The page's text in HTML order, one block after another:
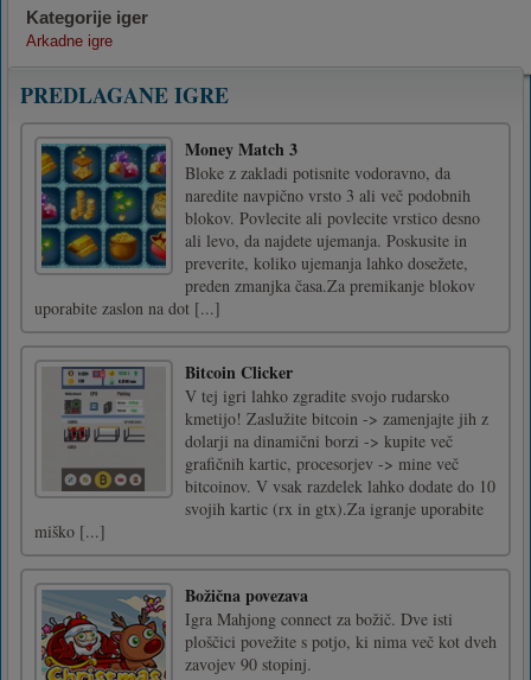
Kategorije iger
Arkadne igre
PREDLAGANE IGRE
Money Match 3
Bloke z zakladi potisnite vodoravno, da
naredite navpično vrsto 3 ali več podobnih
blokov. Povlecite ali povlecite vrstico desno
ali levo, da najdete ujemanja. Poskusite in
preverite, koliko ujemanja lahko dosežete,
preden zmanjka časa.Za premikanje blokov
uporabite zaslon na dot [...]
Bitcoin Clicker
V tej igri lahko zgradite svojo rudarsko
kmetijo! Zaslužite bitcoin -> zamenjajte jih z
dolarji na dinamični borzi -> kupite več
grafičnih kartic, procesorjev -> mine več
bitcoinov. V vsak razdelek lahko dodate do 10
svojih kartic (rx in gtx).Za igranje uporabite
miško [...]
Božična povezava
Igra Mahjong connect za božič. Dve isti
ploščici povežite s potjo, ki nima več kot dveh
zavojev 90 stopinj.